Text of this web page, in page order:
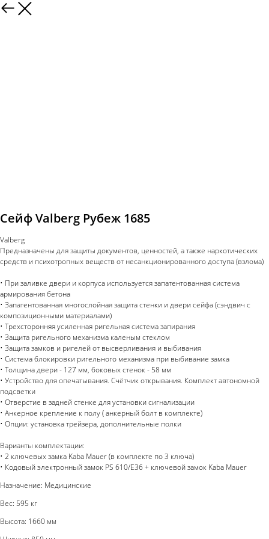
Сейф Valberg Рубеж 1685
Valberg
Предназначены для защиты документов, ценностей, а также наркотических
средств и психотропных веществ от несанкционированного доступа (взлома)
• При заливке двери и корпуса используется запатентованная система
армирования бетона
• Запатентованная многослойная защита стенки и двери сейфа (сэндвич с
композиционными материалами)
• Трехсторонняя усиленная ригельная система запирания
• Защита ригельного механизма каленым стеклом
• Защита замков и ригелей от высверливания и выбивания
• Система блокировки ригельного механизма при выбивание замка
• Толщина двери - 127 мм, боковых стенок - 58 мм
• Устройство для опечатывания. Счётчик открывания. Комплект автономной
подсветки
• Отверстие в задней стенке для установки сигнализации
• Анкерное крепление к полу ( анкерный болт в комплекте)
• Опции: установка трейзера, дополнительные полки
Варианты комплектации:
• 2 ключевых замка Kaba Mauer (в комплекте по 3 ключа)
• Кодовый электронный замок PS 610/E36 + ключевой замок Kaba Mauer
Назначение: Медицинские
Вес: 595 кг
Высота: 1660 мм